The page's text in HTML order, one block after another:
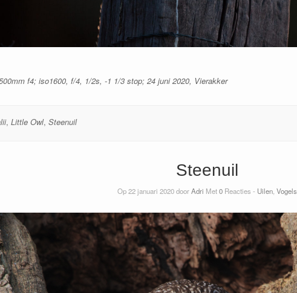
f4; iso1600, f/4, 1/2s, -1 1/3 stop; 24 juni 2020, Vierakker
, Little Owl, Steenuil
Steenuil
Op 22 januari 2020 doorAdri Met0Reacties - Uilen, Vogels